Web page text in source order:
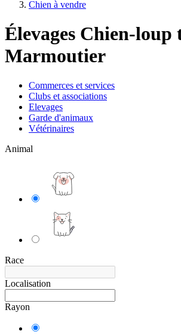
Chien à vendre
Élevages Chien-loup
Marmoutier
Commerces et services
Clubs et associations
Elevages
Garde d'animaux
Vétérinaires
Animal
Race
Localisation
Rayon